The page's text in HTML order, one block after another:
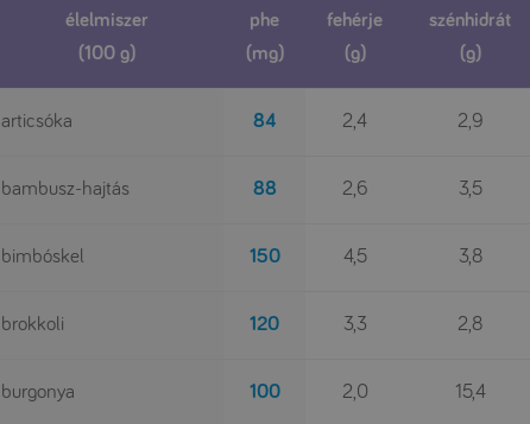
élelmiszer
(100 g)
phe
(mg)
fehérje
(g)
szénhidrát
(g)
articsóka 84 2,4 2,9
bambusz-hajtás 88 2,6 3,5
bimbóskel 150 4,5 3,8
brokkoli 120 3,3 2,8
burgonya 100 2,0 15,4